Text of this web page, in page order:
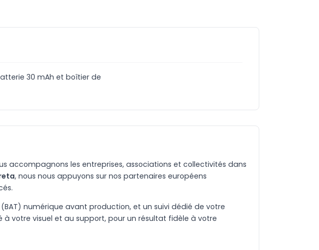
30 mAh et boîtier de
accompagnons les entreprises, associations et collectivités dans
, nous nous appuyons sur nos partenaires européens
(BAT) numérique avant production, et un suivi dédié de votre
votre visuel et au support, pour un résultat fidèle à votre